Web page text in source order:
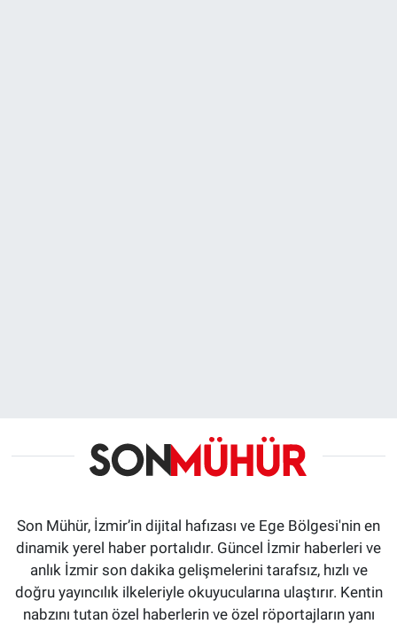
Son Mühür, İzmir’in dijital hafızası ve Ege Bölgesi'nin en
dinamik yerel haber portalıdır. Güncel İzmir haberleri ve
anlık İzmir son dakika gelişmelerini tarafsız, hızlı ve
doğru yayıncılık ilkeleriyle okuyucularına ulaştırır. Kentin
nabzını tutan özel haberlerin ve özel röportajların yanı